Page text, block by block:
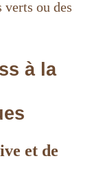
verts ou des
à la
et de